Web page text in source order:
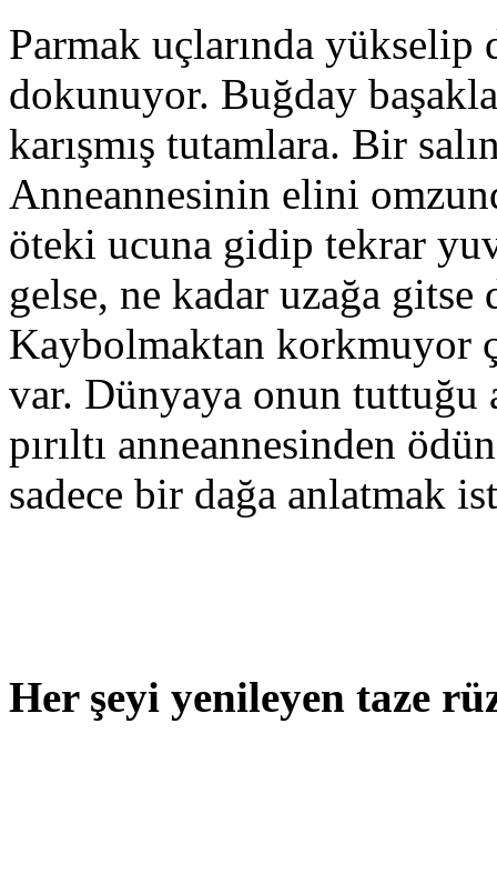
Parmak uçlarında yükselip
dokunuyor. Buğday
karışmış tutamlara. Bir
Anneannesinin elini
öteki ucuna gidip tekrar
gelse, ne kadar uzağa
Kaybolmaktan korkmuyor
var. Dünyaya onun tuttuğu
pırıltı anneannesinden
sadece bir dağa anlatmak
Her şeyi yenileyen taze